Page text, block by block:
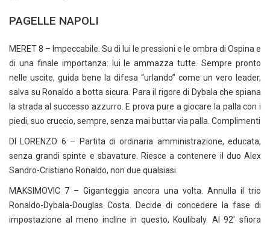
PAGELLE NAPOLI
MERET 8 – Impeccabile. Su di lui le pressioni e le ombra di Ospina e
di una finale importanza: lui le ammazza tutte. Sempre pronto
nelle uscite, guida bene la difesa “urlando” come un vero leader,
salva su Ronaldo a botta sicura. Para il rigore di Dybala che spiana
la strada al successo azzurro. E prova pure a giocare la palla con i
piedi, suo cruccio, sempre, senza mai buttar via palla. Complimenti
DI LORENZO 6 – Partita di ordinaria amministrazione, educata,
senza grandi spinte e sbavature. Riesce a contenere il duo Alex
Sandro-Cristiano Ronaldo, non due qualsiasi.
MAKSIMOVIC 7 – Giganteggia ancora una volta. Annulla il trio
Ronaldo-Dybala-Douglas Costa. Decide di concedere la fase di
impostazione al meno incline in questo, Koulibaly. Al 92′ sfiora